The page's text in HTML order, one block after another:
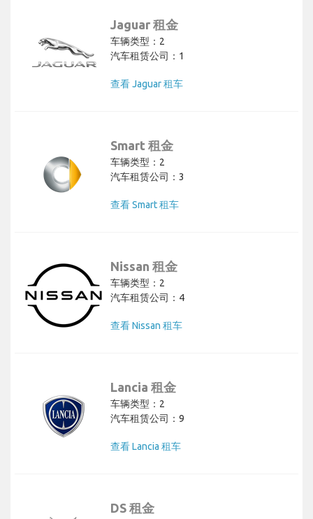
Jaguar 租金
车辆类型：2
汽车租赁公司：1
查看 Jaguar 租车
Smart 租金
车辆类型：2
汽车租赁公司：3
查看 Smart 租车
Nissan 租金
车辆类型：2
汽车租赁公司：4
查看 Nissan 租车
Lancia 租金
车辆类型：2
汽车租赁公司：9
查看 Lancia 租车
DS 租金